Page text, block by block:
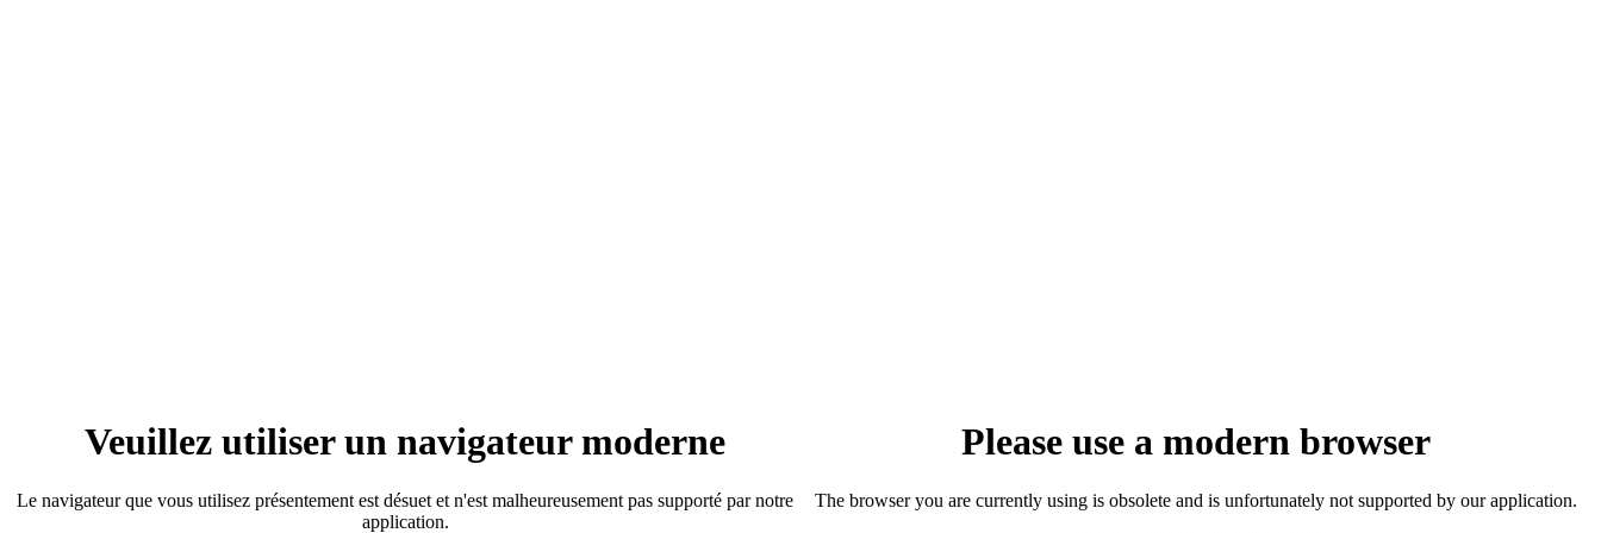
Veuillez utiliser un navigateur moderne
Le navigateur que vous utilisez présentement est désuet et n'est malheureusement pas supporté par notre
application.
Please use a modern browser
The browser you are currently using is obsolete and is unfortunately not supported by our application.